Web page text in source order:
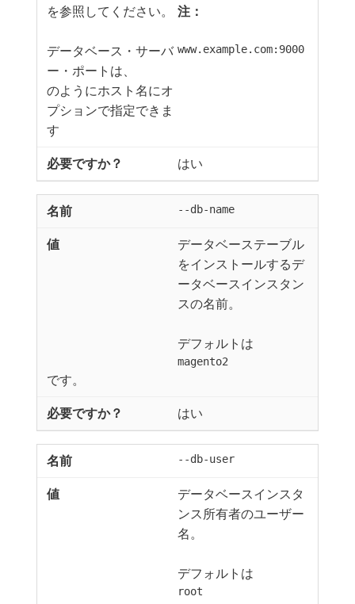
を参照してください。 注：
データベース・サーバ
ー・ポートは、
www.example.com:9000
のようにホスト名にオ
プションで指定できま
す
はい
--db-name
データベーステーブル
をインストールするデ
ータベースインスタン
スの名前。
デフォルトは
magento2
です。
はい
--db-user
データベースインスタ
ンス所有者のユーザー
名。
デフォルトは
root